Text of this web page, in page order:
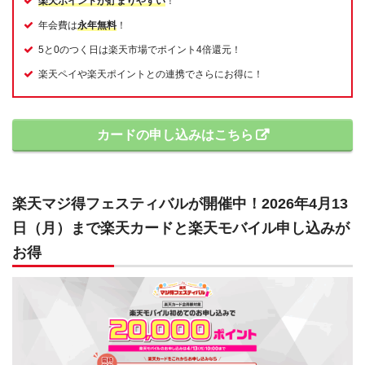
年会費は永年無料 ！
5と0のつく日は楽天市場でポイント4倍還元！
楽天ペイや楽天ポイントとの連携でさらにお得に！
カードの申し込みはこちら
楽天マジ得フェスティバルが開催中！2026年4月13
日（月）まで楽天カードと楽天モバイル申し込みが
お得